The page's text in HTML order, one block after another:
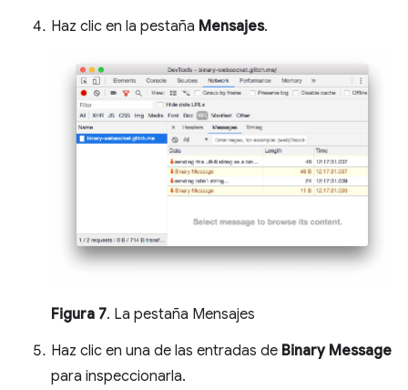
Haz clic en la pestaña Mensajes.
Figura 7. La pestaña Mensajes
Haz clic en una de las entradas de Binary Message
para inspeccionarla.